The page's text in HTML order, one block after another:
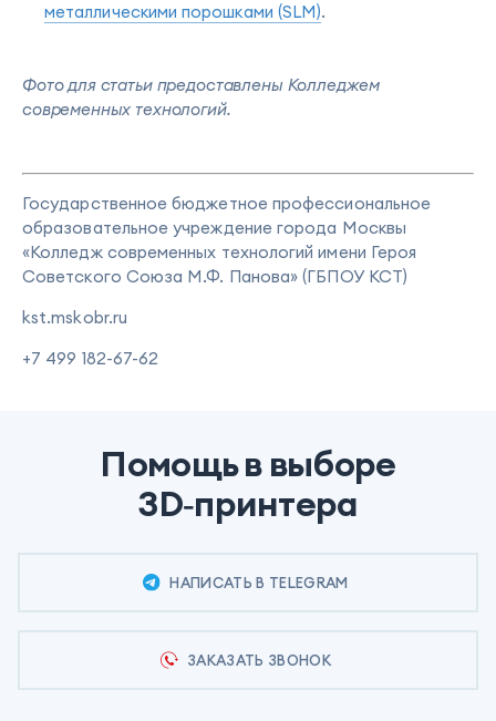
металлическими порошками (SLM).
Фото для статьи предоставлены Колледжем
современных технологий.
Государственное бюджетное профессиональное
образовательное учреждение города Москвы
«Колледж современных технологий имени Героя
Советского Союза М.Ф. Панова» (ГБПОУ КСТ)
kst.mskobr.ru
+7 499 182-67-62
Помощь в выборе
3D‑принтера
НАПИСАТЬ В TELEGRAM
ЗАКАЗАТЬ ЗВОНОК